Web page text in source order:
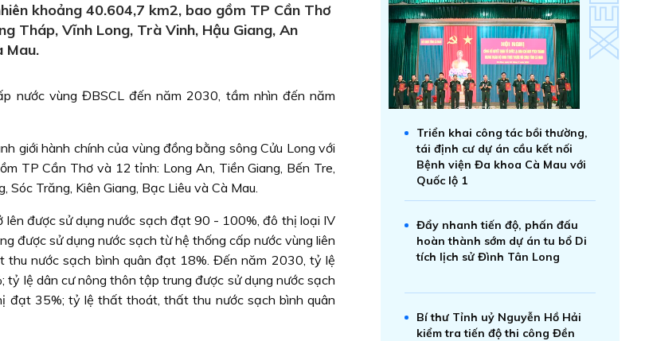
khoảng 40.604,7 km2, bao gồm TP Cần Thơ
Tháp, Vĩnh Long, Trà Vinh, Hậu Giang, An
Mau.
nước vùng ĐBSCL đến năm 2030, tầm nhìn đến năm
giới hành chính của vùng đồng bằng sông Cửu Long với
TP Cần Thơ và 12 tỉnh: Long An, Tiền Giang, Bến Tre,
Sóc Trăng, Kiên Giang, Bạc Liêu và Cà Mau.
được sử dụng nước sạch đạt 90 - 100%, đô thị loại IV
được sử dụng nước sạch từ hệ thống cấp nước vùng liên
nước sạch bình quân đạt 18%. Đến năm 2030, tỷ lệ
lệ dân cư nông thôn tập trung được sử dụng nước sạch
đạt 35%; tỷ lệ thất thoát, thất thu nước sạch bình quân
Triển khai công tác bồi thường,
tái định cư dự án cầu kết nối
Bệnh viện Đa khoa Cà Mau với
Quốc lộ 1
Đẩy nhanh tiến độ, phấn đấu
hoàn thành sớm dự án tu bổ Di
tích lịch sử Đình Tân Long
Bí thư Tỉnh uỷ Nguyễn Hồ Hải
kiểm tra tiến độ thi công Đền